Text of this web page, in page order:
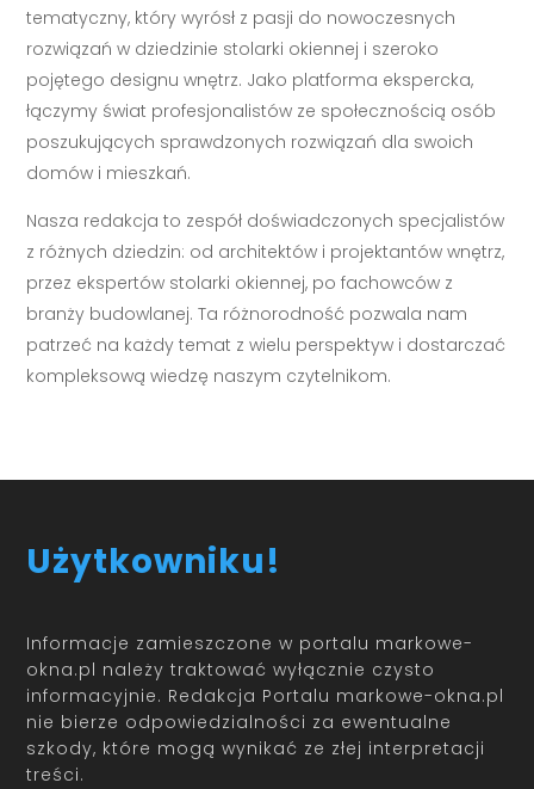
tematyczny, który wyrósł z pasji do nowoczesnych
rozwiązań w dziedzinie stolarki okiennej i szeroko
pojętego designu wnętrz. Jako platforma ekspercka,
łączymy świat profesjonalistów ze społecznością osób
poszukujących sprawdzonych rozwiązań dla swoich
domów i mieszkań.
Nasza redakcja to zespół doświadczonych specjalistów
z różnych dziedzin: od architektów i projektantów wnętrz,
przez ekspertów stolarki okiennej, po fachowców z
branży budowlanej. Ta różnorodność pozwala nam
patrzeć na każdy temat z wielu perspektyw i dostarczać
kompleksową wiedzę naszym czytelnikom.
Użytkowniku!
Informacje zamieszczone w portalu markowe-
okna.pl należy traktować wyłącznie czysto
informacyjnie. Redakcja Portalu markowe-okna.pl
nie bierze odpowiedzialności za ewentualne
szkody, które mogą wynikać ze złej interpretacji
treści.